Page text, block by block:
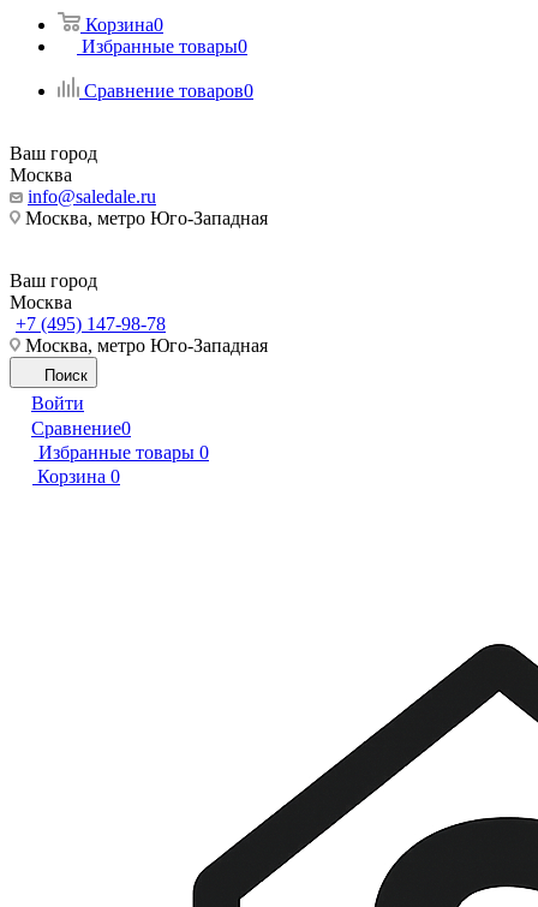
Корзина0
Избранные товары0
Сравнение товаров0
Ваш город
Москва
info@saledale.ru
Москва, метро Юго-Западная
Ваш город
Москва
+7 (495) 147-98-78
Москва, метро Юго-Западная
Поиск
Войти
Сравнение0
Избранные товары 0
Корзина 0